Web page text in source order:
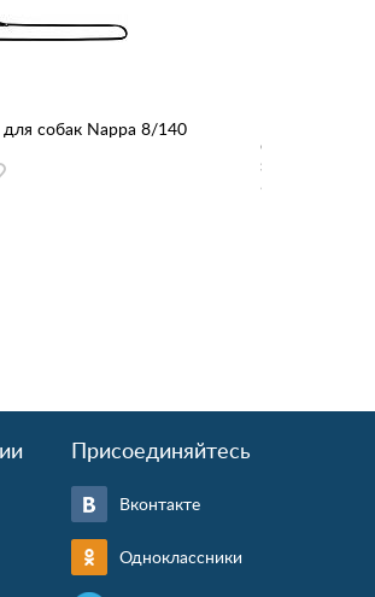
собак Nappa 8/140
Присоединяйтесь
Вконтакте
Одноклассники